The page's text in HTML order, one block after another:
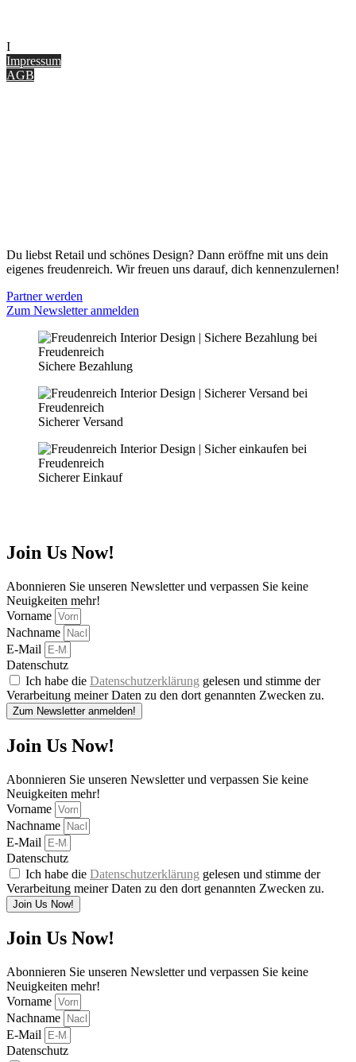
I
Impressum
AGB
Du liebst Retail und schönes Design? Dann eröffne mit uns dein
eigenes freudenreich. Wir freuen uns darauf, dich kennenzulernen!
Partner werden
Zum Newsletter anmelden
Sichere Bezahlung
Sicherer Versand
Sicherer Einkauf
Join Us Now!
Abonnieren Sie unseren Newsletter und verpassen Sie keine
Neuigkeiten mehr!
Vorname
Nachname
E-Mail
Datenschutz
Ich habe die Datenschutzerklärung gelesen und stimme der
Verarbeitung meiner Daten zu den dort genannten Zwecken zu.
Zum Newsletter anmelden!
Join Us Now!
Abonnieren Sie unseren Newsletter und verpassen Sie keine
Neuigkeiten mehr!
Vorname
Nachname
E-Mail
Datenschutz
Ich habe die Datenschutzerklärung gelesen und stimme der
Verarbeitung meiner Daten zu den dort genannten Zwecken zu.
Join Us Now!
Join Us Now!
Abonnieren Sie unseren Newsletter und verpassen Sie keine
Neuigkeiten mehr!
Vorname
Nachname
E-Mail
Datenschutz